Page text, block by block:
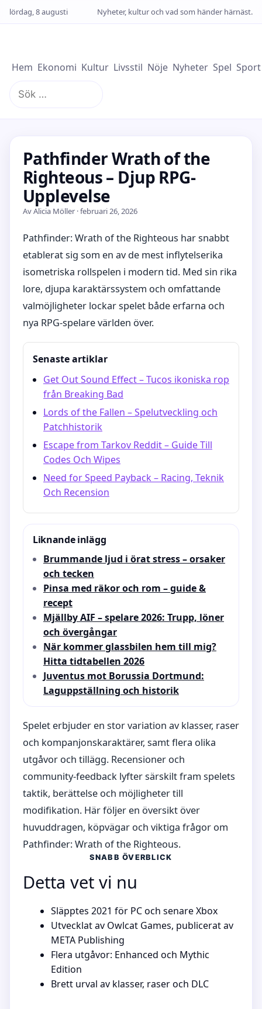
lördag, 8 augusti Nyheter, kultur och vad som händer härnäst.
Hem Ekonomi Kultur Livsstil Nöje Nyheter Spel Sport
Sök
efter:
Pathfinder Wrath of the
Righteous – Djup RPG-
Upplevelse
Av Alicia Möller · februari 26, 2026
Pathfinder: Wrath of the Righteous har snabbt
etablerat sig som en av de mest inflytelserika
isometriska rollspelen i modern tid. Med sin rika
lore, djupa karaktärssystem och omfattande
valmöjligheter lockar spelet både erfarna och
nya RPG-spelare världen över.
Senaste artiklar
Get Out Sound Effect – Tucos ikoniska rop
från Breaking Bad
Lords of the Fallen – Spelutveckling och
Patchhistorik
Escape from Tarkov Reddit – Guide Till
Codes Och Wipes
Need for Speed Payback – Racing, Teknik
Och Recension
Liknande inlägg
Brummande ljud i örat stress – orsaker
och tecken
Pinsa med räkor och rom – guide &
recept
Mjällby AIF – spelare 2026: Trupp, löner
och övergångar
När kommer glassbilen hem till mig?
Hitta tidtabellen 2026
Juventus mot Borussia Dortmund:
Laguppställning och historik
Spelet erbjuder en stor variation av klasser, raser
och kompanjonskaraktärer, samt flera olika
utgåvor och tillägg. Recensioner och
community-feedback lyfter särskilt fram spelets
taktik, berättelse och möjligheter till
modifikation. Här följer en översikt över
huvuddragen, köpvägar och viktiga frågor om
Pathfinder: Wrath of the Righteous.
SNABB ÖVERBLICK
Detta vet vi nu
Släpptes 2021 för PC och senare Xbox
Utvecklat av Owlcat Games, publicerat av
META Publishing
Flera utgåvor: Enhanced och Mythic
Edition
Brett urval av klasser, raser och DLC